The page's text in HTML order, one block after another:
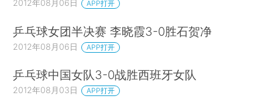
2012年08月06日 APP打开
乒乓球女团半决赛 李晓霞3-0胜石贺净
2012年08月06日 APP打开
乒乓球中国女队3-0战胜西班牙女队
2012年08月03日 APP打开